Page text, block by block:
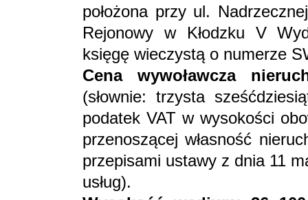
położona przy ul.
Rejonowy w Kłodzku V
księgę wieczystą o numerze
Cena wywoławcza
(słownie: trzysta
podatek VAT w wysokości
przenoszącej własność
przepisami ustawy z dnia 11
usług).